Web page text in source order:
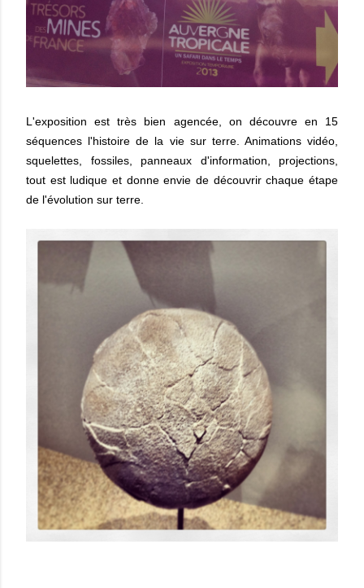
L'exposition est très bien agencée, on découvre en 15
séquences l'histoire de la vie sur terre. Animations vidéo,
squelettes, fossiles, panneaux d'information, projections,
tout est ludique et donne envie de découvrir chaque étape
de l'évolution sur terre.